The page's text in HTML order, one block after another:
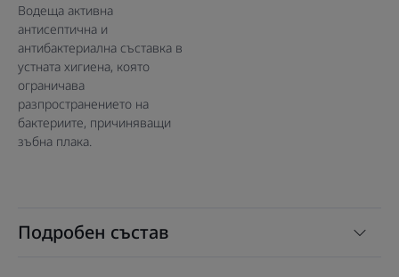
Подробен състав
Водеща активна
антисептична и
антибактериална съставка в
устната хигиена, която
ограничава
разпространението на
бактериите, причиняващи
зъбна плака.